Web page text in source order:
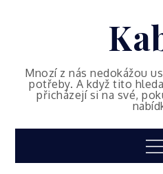
Mnozí z nás nedokážou
potřeby. A když tito
přicházejí si na své,